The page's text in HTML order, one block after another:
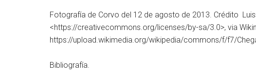
Fotografía de Corvo del 12 de agosto de 2013. Crédito
<https://creativecommons.org/licenses/by-sa/3.0>, via
https://upload.wikimedia.org/wikipedia/commons/f/f7/
Bibliografía.